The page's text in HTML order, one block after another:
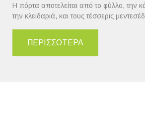
Η πόρτα αποτελείται από το φύλλο, την
την κλειδαριά, και τους τέσσερις
ΠΕΡΙΣΣΟΤΕΡΑ